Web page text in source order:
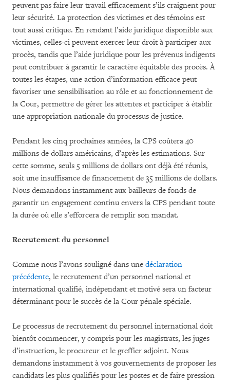
peuvent pas faire leur travail efficacement s’ils craignent pour
leur sécurité. La protection des victimes et des témoins est
tout aussi critique. En rendant l’aide juridique disponible aux
victimes, celles-ci peuvent exercer leur droit à participer aux
procès, tandis que l’aide juridique pour les prévenus indigents
peut contribuer à garantir le caractère équitable des procès. À
toutes les étapes, une action d’information efficace peut
favoriser une sensibilisation au rôle et au fonctionnement de
la Cour, permettre de gérer les attentes et participer à établir
une appropriation nationale du processus de justice.
Pendant les cinq prochaines années, la CPS coûtera 40
millions de dollars américains, d’après les estimations. Sur
cette somme, seuls 5 millions de dollars ont déjà été réunis,
soit une insuffisance de financement de 35 millions de dollars.
Nous demandons instamment aux bailleurs de fonds de
garantir un engagement continu envers la CPS pendant toute
la durée où elle s’efforcera de remplir son mandat.
Recrutement du personnel
Comme nous l’avons souligné dans une déclaration
précédente, le recrutement d’un personnel national et
international qualifié, indépendant et motivé sera un facteur
déterminant pour le succès de la Cour pénale spéciale.
Le processus de recrutement du personnel international doit
bientôt commencer, y compris pour les magistrats, les juges
d’instruction, le procureur et le greffier adjoint. Nous
demandons instamment à vos gouvernements de proposer les
candidats les plus qualifiés pour les postes et de faire pression